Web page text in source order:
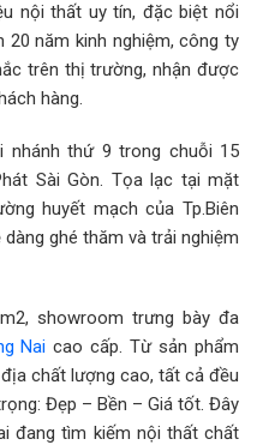
nội thất uy tín, đặc biệt nổi
năm kinh nghiệm, công ty
trên thị trường, nhận được
hàng.
nhánh thứ 9 trong chuỗi 15
Sài Gòn. Tọa lạc tại mặt
huyết mạch của Tp.Biên
ghé thăm và trải nghiệm
showroom trưng bày đa
Nai cao cấp. Từ sản phẩm
chất lượng cao, tất cả đều
Đẹp – Bền – Giá tốt. Đây
đang tìm kiếm nội thất chất